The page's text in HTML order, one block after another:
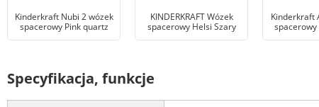
Kinderkraft Nubi 2 wózek
spacerowy Pink quartz
KINDERKRAFT Wózek
spacerowy Helsi Szary
Kinderkraft
Specyfikacja, funkcje